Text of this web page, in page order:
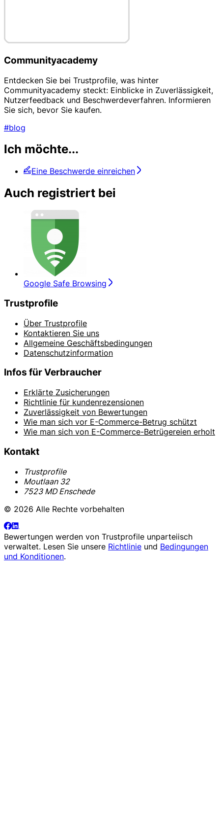
Communityacademy
Entdecken Sie bei Trustprofile, was hinter
Communityacademy steckt: Einblicke in Zuverlässigkeit,
Nutzerfeedback und Beschwerdeverfahren. Informieren
Sie sich, bevor Sie kaufen.
#blog
Ich möchte...
Eine Beschwerde einreichen
Auch registriert bei
Google Safe Browsing
Trustprofile
Über Trustprofile
Kontaktieren Sie uns
Allgemeine Geschäftsbedingungen
Datenschutzinformation
Infos für Verbraucher
Erklärte Zusicherungen
Richtlinie für kundenrezensionen
Zuverlässigkeit von Bewertungen
Wie man sich vor E-Commerce-Betrug schützt
Wie man sich von E-Commerce-Betrügereien erholt
Kontakt
Trustprofile
Moutlaan 32
7523 MD Enschede
© 2026 Alle Rechte vorbehalten
Bewertungen werden von Trustprofile unparteiisch
verwaltet. Lesen Sie unsere Richtlinie und Bedingungen
und Konditionen.